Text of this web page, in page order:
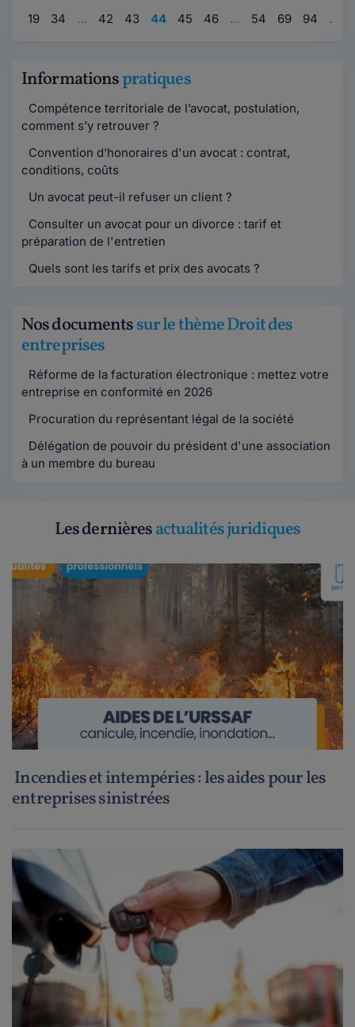
19 34 … 42 43 44 45 46 … 54 69 94 …
Informationspratiques
Compétence territoriale de l’avocat, postulation,
comment s’y retrouver ?
Convention d’honoraires d'un avocat : contrat,
conditions, coûts
Un avocat peut-il refuser un client ?
Consulter un avocat pour un divorce : tarif et
préparation de l'entretien
Quels sont les tarifs et prix des avocats ?
Nos documentssur le thème Droit des
entreprises
Réforme de la facturation électronique : mettez votre
entreprise en conformité en 2026
Procuration du représentant légal de la société
Délégation de pouvoir du président d'une association
à un membre du bureau
Les dernièresactualités juridiques
Incendies et intempéries : les aides pour les
entreprises sinistrées